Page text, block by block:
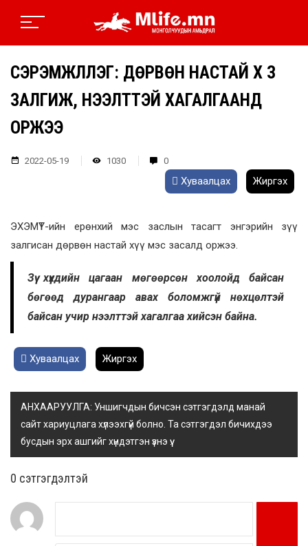
СЭРЭМЖЛҮҮЛЭГ: ДӨРВӨН НАСТАЙ ХҮҮ ЗҮҮ
ЗАЛГИЖ, НЭЭЛТТЭЙ ХАГАЛГААНД
ОРЖЭЭ
2022-05-19 1030 0
Хуваалцах Жиргэх
ЭХЭМҮТ-ийн ерөнхий мэс заслын тасагт энгэрийн зүү
залгисан дөрвөн настай хүү мэс засалд оржээ.
Зүү хүүхдийн цагаан мөгөөрсөн хоолойд байсан
бөгөөд дурангаар авах боломжгүй нөхцөлтэй
байсан учир нээлттэй хагалгаа хийсэн байна.
Хуваалцах Жиргэх
АНХААРУУЛГА: Уншигчдын бичсэн сэтгэгдэлд манай
сайт хариуцлага хүлээхгүй болно. Та сэтгэгдэл бичихдээ
бусдын эрх ашгийг хүндэтгэн үзнэ үү.
0 cэтгэгдэлтэй